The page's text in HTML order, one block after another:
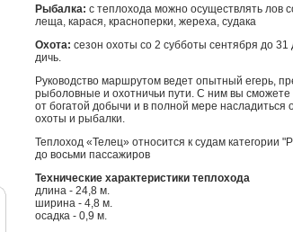
Рыбалка: с теплохода можно осуществлять лов
леща, карася, красноперки, жереха, судака
Охота: сезон охоты со 2 субботы сентября до
дичь.
Руководство маршрутом ведет опытный егерь,
рыболовные и охотничьи пути. С ним вы сможете
от богатой добычи и в полной мере насладиться
охоты и рыбалки.
Теплоход «Телец» относится к судам категории
до восьми пассажиров
Технические характеристики теплохода
длина - 24,8 м.
ширина - 4,8 м.
осадка - 0,9 м.